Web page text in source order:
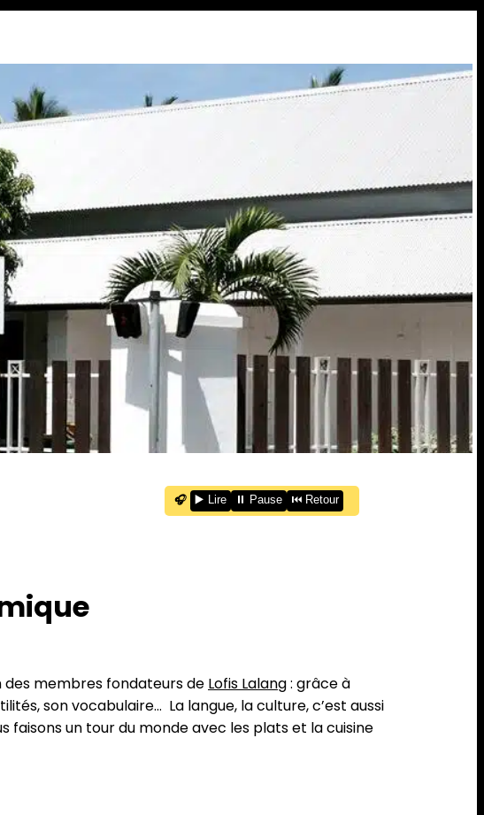
🎧 ▶️ Lire ⏸️ Pause ⏮️ Retour
des membres fondateurs de Lofis Lalang: grâce à
son vocabulaire… La langue, la culture, c’est aussi
faisons un tour du monde avec les plats et la cuisine